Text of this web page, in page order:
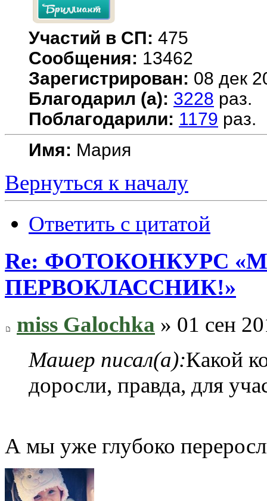
Участий в СП: 475
Сообщения: 13462
Зарегистрирован: 08 дек
Благодарил (а): 3228 раз.
Поблагодарили: 1179 раз.
Имя: Мария
Вернуться к началу
Ответить с цитатой
Re: ФОТОКОНКУРС
ПЕРВОКЛАССНИК!»
miss Galochka » 01 сен
Машер писал(а):Какой
доросли, правда, для
А мы уже глубоко